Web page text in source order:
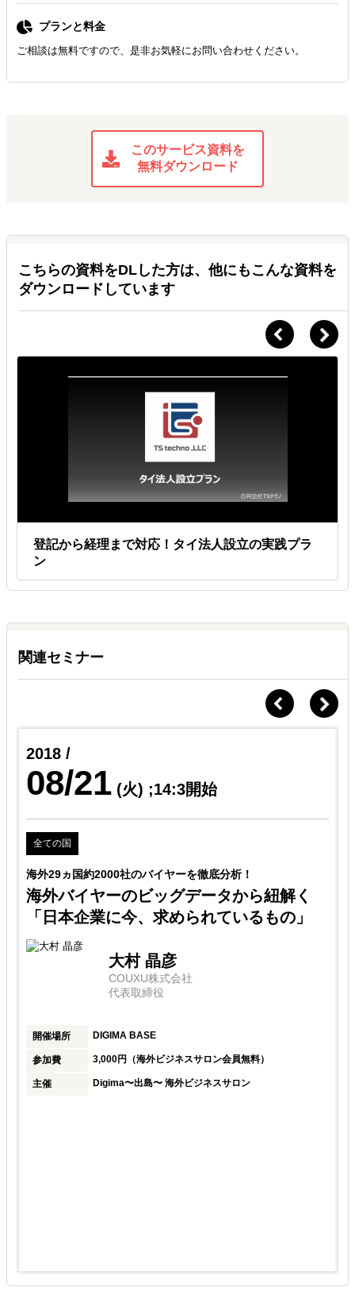
プランと料金
ご相談は無料ですので、是非お気軽にお問い合わせください。
このサービス資料を
無料ダウンロード
こちらの資料をDLした方は、他にもこんな資料を
ダウンロードしています
登記から経理まで対応！タイ法人設立の実践プラ
ン
関連セミナー
2018 /
08/21 (火) ;14:3開始
全ての国
海外29ヵ国約2000社のバイヤーを徹底分析！
海外バイヤーのビッグデータから紐解く
「日本企業に今、求められているもの」
大村 晶彦
COUXU株式会社
代表取締役
開催場所 DIGIMA BASE
参加費 3,000円（海外ビジネスサロン会員無料）
主催 Digima〜出島〜 海外ビジネスサロン